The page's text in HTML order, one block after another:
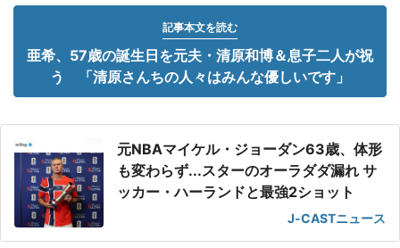
記事本文を読む
亜希、57歳の誕生日を元夫・清原和博＆息子二人が祝
う 「清原さんちの人々はみんな優しいです」
元NBAマイケル・ジョーダン63歳、体形
も変わらず...スターのオーラダダ漏れ サ
ッカー・ハーランドと最強2ショット
J-CASTニュース